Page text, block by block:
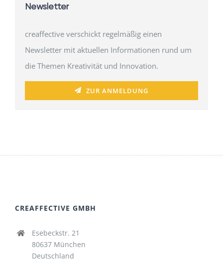
Newsletter
creaffective verschickt regelmäßig einen
Newsletter mit aktuellen Informationen rund um
die Themen Kreativität und Innovation.
ZUR ANMELDUNG
CREAFFECTIVE GMBH
Esebeckstr. 21
80637 München
Deutschland